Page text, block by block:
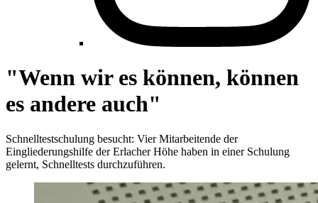
"Wenn wir es können, können
es andere auch"
Schnelltestschulung besucht: Vier Mitarbeitende der
Eingliederungshilfe der Erlacher Höhe haben in einer Schulung
gelernt, Schnelltests durchzuführen.